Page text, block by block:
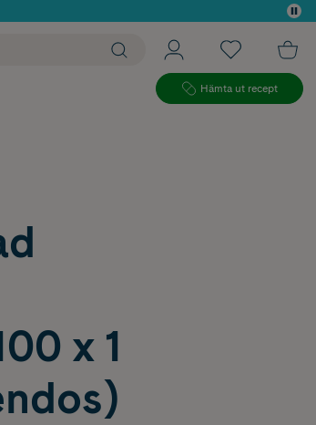
Hämta ut recept
x 1